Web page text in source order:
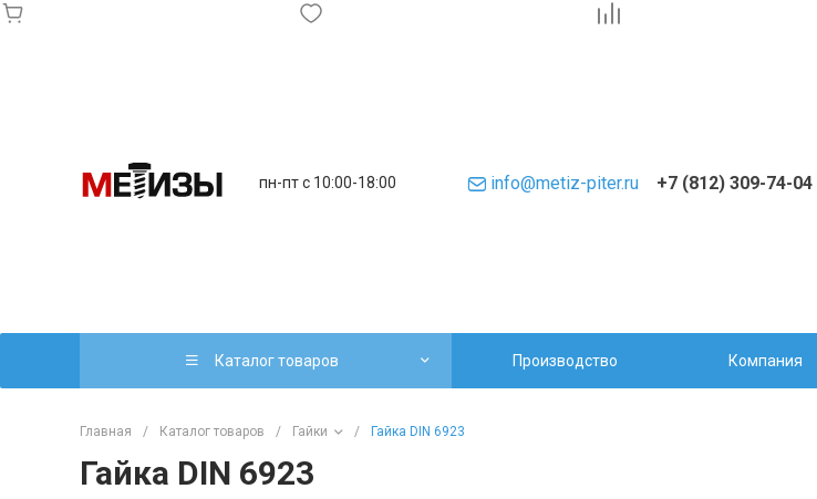
пн-пт с 10:00-18:00 info@metiz-piter.ru +7 (812) 309-74-04
Каталог товаров Производство Компания
Главная / Каталог товаров / Гайки / Гайка DIN 6923
Гайка DIN 6923